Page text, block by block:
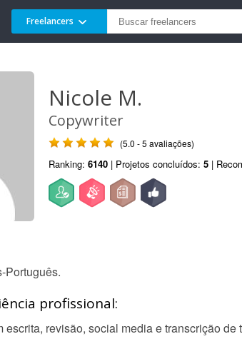
Freelancers
Nicole M.
Copywriter
(5.0 - 5 avaliações)
Ranking: 6140 | Projetos concluídos: 5 |
Português.
profissional:
escrita, revisão, social media e transcrição